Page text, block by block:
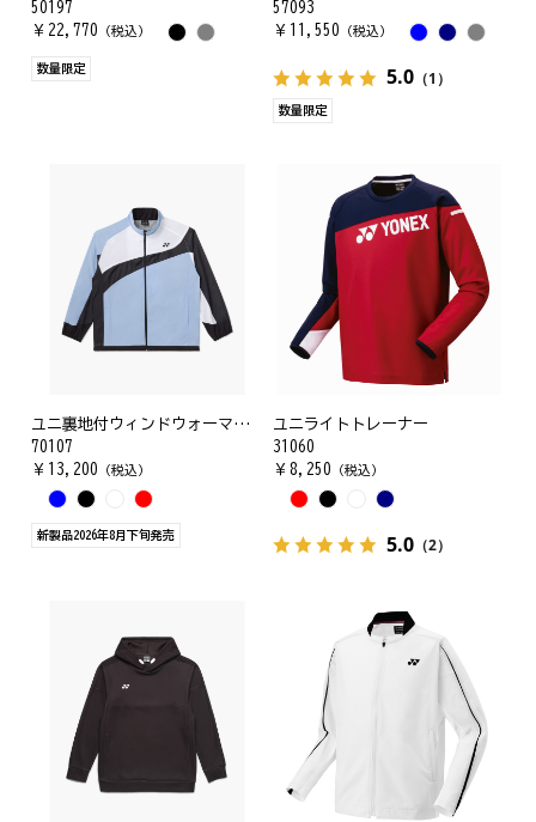
50197
￥ 22,770 （税込）
数量限定
57093
￥ 11,550 （税込）
5.0（1）
数量限定
ユニ裏地付ウィンドウォーマーシャツ
70107
￥ 13,200 （税込）
新製品2026年8月下旬発売
ユニライトトレーナー
31060
￥ 8,250 （税込）
5.0（2）